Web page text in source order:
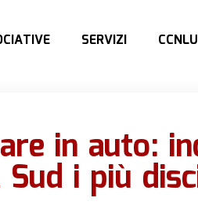
SERVIZI
in auto:
i più